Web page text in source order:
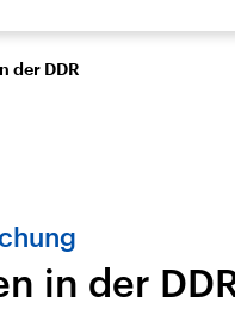
Wissen
der DDR
in der